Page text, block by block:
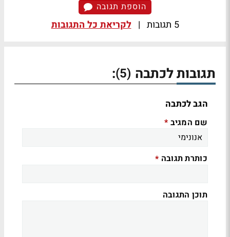
הוספת תגובה
5 תגובות | לקריאת כל התגובות
תגובות לכתבה (5)
:
הגב לכתבה
שם המגיב *
כותרת תגובה *
תוכן התגובה